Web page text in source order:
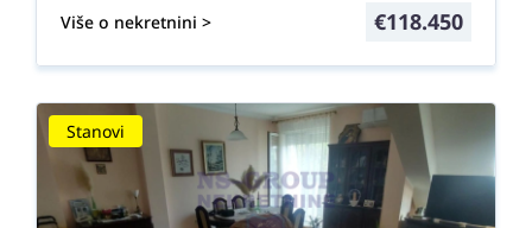
Više o nekretnini > €118.450
Stanovi